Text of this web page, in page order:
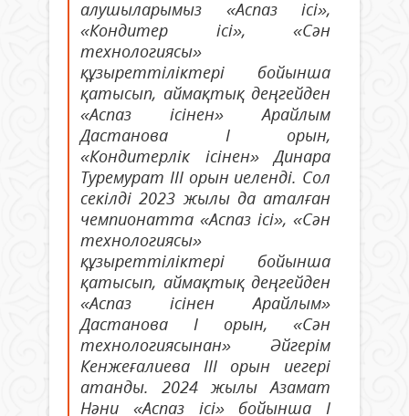
алушыларымыз «Аспаз ісі»,
«Кондитер ісі», «Сән
технологиясы»
құзыреттіліктері бойынша
қатысып, аймақтық деңгейден
«Аспаз ісінен» Арайлым
Дастанова І орын,
«Кондитерлік ісінен» Динара
Туремурат ІІІ орын иеленді. Сол
секілді 2023 жылы да аталған
чемпионатта «Аспаз ісі», «Сән
технологиясы»
құзыреттіліктері бойынша
қатысып, аймақтық деңгейден
«Аспаз ісінен Арайлым»
Дастанова І орын, «Сән
технологиясынан» Әйгерім
Кенжеғалиева ІІІ орын иегері
атанды. 2024 жылы Азамат
Нәни «Аспаз ісі» бойынша І